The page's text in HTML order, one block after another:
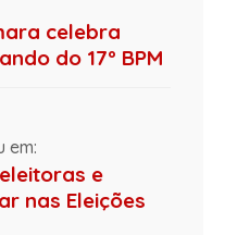
celebra
do 17º BPM
em:
e
nas Eleições